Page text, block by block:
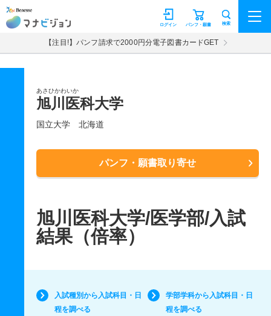
マナビジョン パンフ・願書
ログイン 検索
【注目!】パンフ請求で2000円分電子図書カードGET
あさひかわいか
旭川医科大学
国立大学 北海道
パンフ・願書取り寄せ
旭川医科大学/医学部/入試
結果（倍率）
入試種別から入試科目・日
程を調べる
学部学科から入試科目・日
程を調べる